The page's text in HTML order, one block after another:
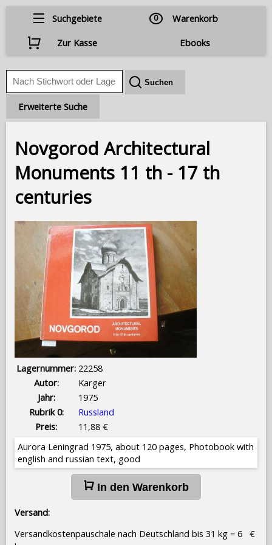
Suchgebiete 0
Warenkorb
Zur Kasse
Ebooks
Erweiterte Suche
Novgorod Architectural
Monuments 11 th - 17 th
centuries
Lagernummer: 22258
Autor:
Karger
Jahr:
1975
Rubrik 0:
Russland
Preis:
11,88 €
Aurora Leningrad 1975, about 120 pages, Photobook with
english and russian text, good
In den Warenkorb
Versand:
Versandkostenpauschale nach Deutschland bis 31 kg = 6 €